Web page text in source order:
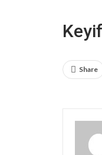
Share